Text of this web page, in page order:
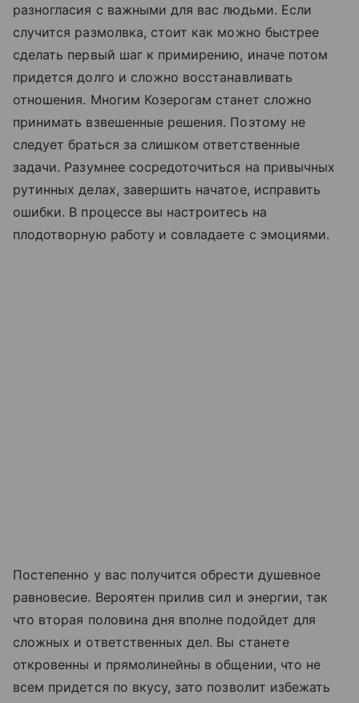
разногласия с важными для вас людьми. Если
случится размолвка, стоит как можно быстрее
сделать первый шаг к примирению, иначе потом
придется долго и сложно восстанавливать
отношения. Многим Козерогам станет сложно
принимать взвешенные решения. Поэтому не
следует браться за слишком ответственные
задачи. Разумнее сосредоточиться на привычных
рутинных делах, завершить начатое, исправить
ошибки. В процессе вы настроитесь на
плодотворную работу и совладаете с эмоциями.
Постепенно у вас получится обрести душевное
равновесие. Вероятен прилив сил и энергии, так
что вторая половина дня вполне подойдет для
сложных и ответственных дел. Вы станете
откровенны и прямолинейны в общении, что не
всем придется по вкусу, зато позволит избежать